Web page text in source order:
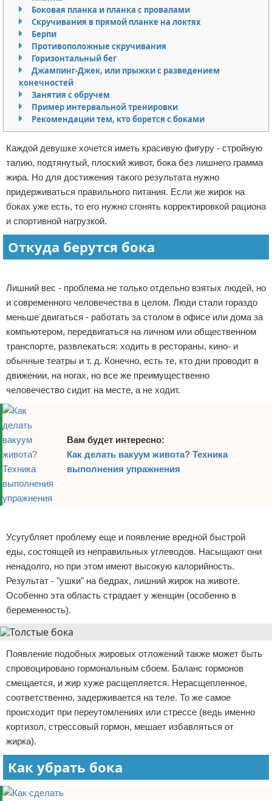
Боевые виды искусства
Как накачаться
Теннис
Легкая атлетика
Водный спорт
Похудание
Йога и пилатес
Хоккей
Волейбол
Детский спорт
Зимние виды спорта
Тренировки дома
Спортивное питание
Отказ от ответственности
Боковая планка и планка с провалами
Скручивания в прямой планке на локтях
Берпи
Противоположные скручивания
Горизонтальный бег
Джампинг-Джек, или прыжки с разведением
конечностей
Занятия с обручем
Пример интервальной тренировки
Рекомендации тем, кто борется с боками
Каждой девушке хочется иметь красивую фигуру - стройную
талию, подтянутый, плоский живот, бока без лишнего грамма
жира. Но для достижения такого результата нужно
придерживаться правильного питания. Если же жирок на
боках уже есть, то его нужно сгонять корректировкой рациона
и спортивной нагрузкой.
Откуда берутся бока
Лишний вес - проблема не только отдельно взятых людей, но
и современного человечества в целом. Люди стали гораздо
меньше двигаться - работать за столом в офисе или дома за
компьютером, передвигаться на личном или общественном
транспорте, развлекаться: ходить в рестораны, кино- и
обычные театры и т. д. Конечно, есть те, кто дни проводит в
движении, на ногах, но все же преимущественно
человечество сидит на месте, а не ходит.
Вам будет интересно:
Как делать вакуум живота? Техника
выполнения упражнения
Усугубляет проблему еще и появление вредной быстрой
еды, состоящей из неправильных углеводов. Насыщают они
ненадолго, но при этом имеют высокую калорийность.
Результат - "ушки" на бедрах, лишний жирок на животе.
Особенно эта область страдает у женщин (особенно в
беременность).
Появление подобных жировых отложений также может быть
спровоцировано гормональным сбоем. Баланс гормонов
смещается, и жир хуже расщепляется. Нерасщепленное,
соответственно, задерживается на теле. То же самое
происходит при переутомлениях или стрессе (ведь именно
кортизол, стрессовый гормон, мешает избавляться от
жирка).
Как убрать бока